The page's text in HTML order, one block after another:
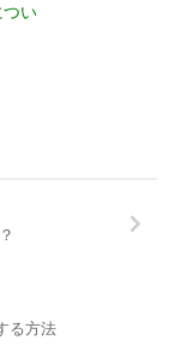
い
る方法